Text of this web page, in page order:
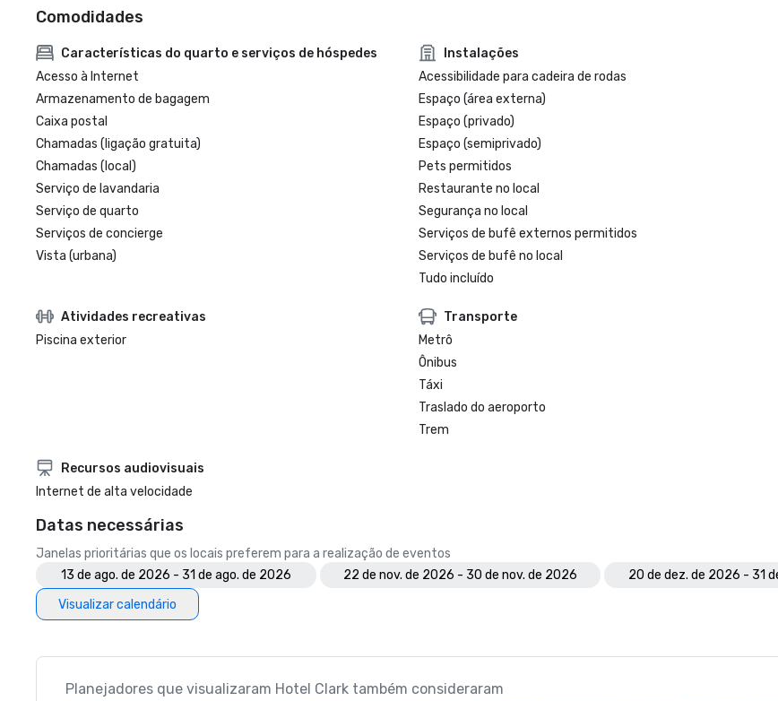
Comodidades
Características do quarto e serviços de hóspedes
Acesso à Internet
Armazenamento de bagagem
Caixa postal
Chamadas (ligação gratuita)
Chamadas (local)
Serviço de lavandaria
Serviço de quarto
Serviços de concierge
Vista (urbana)
Instalações
Acessibilidade para cadeira de rodas
Espaço (área externa)
Espaço (privado)
Espaço (semiprivado)
Pets permitidos
Restaurante no local
Segurança no local
Serviços de bufê externos permitidos
Serviços de bufê no local
Tudo incluído
Atividades recreativas
Piscina exterior
Transporte
Metrô
Ônibus
Táxi
Traslado do aeroporto
Trem
Recursos audiovisuais
Internet de alta velocidade
Datas necessárias
Janelas prioritárias que os locais preferem para a realização de eventos
13 de ago. de 2026 - 31 de ago. de 2026
22 de nov. de 2026 - 30 de nov. de 2026
20 de dez. de 2026 - 31
Visualizar calendário
Planejadores que visualizaram Hotel Clark também consideraram